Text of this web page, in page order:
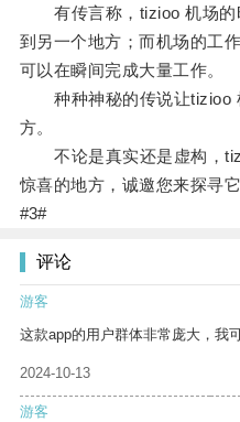
有传言称，tizioo 机场的
到另一个地方；而机场的工
可以在瞬间完成大量工作。
种种神秘的传说让tizioo
方。
不论是真实还是虚构，
惊喜的地方，诚邀您来探寻
#3#
评论
游客
这款app的用户群体非常庞大，我
2024-10-13
游客